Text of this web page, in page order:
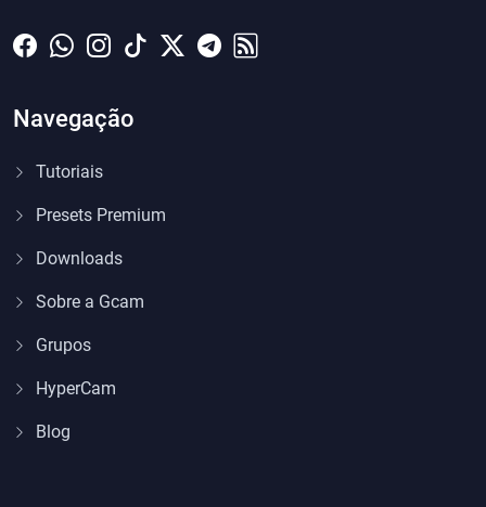
Navegação
Tutoriais
Presets Premium
Downloads
Sobre a Gcam
Grupos
HyperCam
Blog